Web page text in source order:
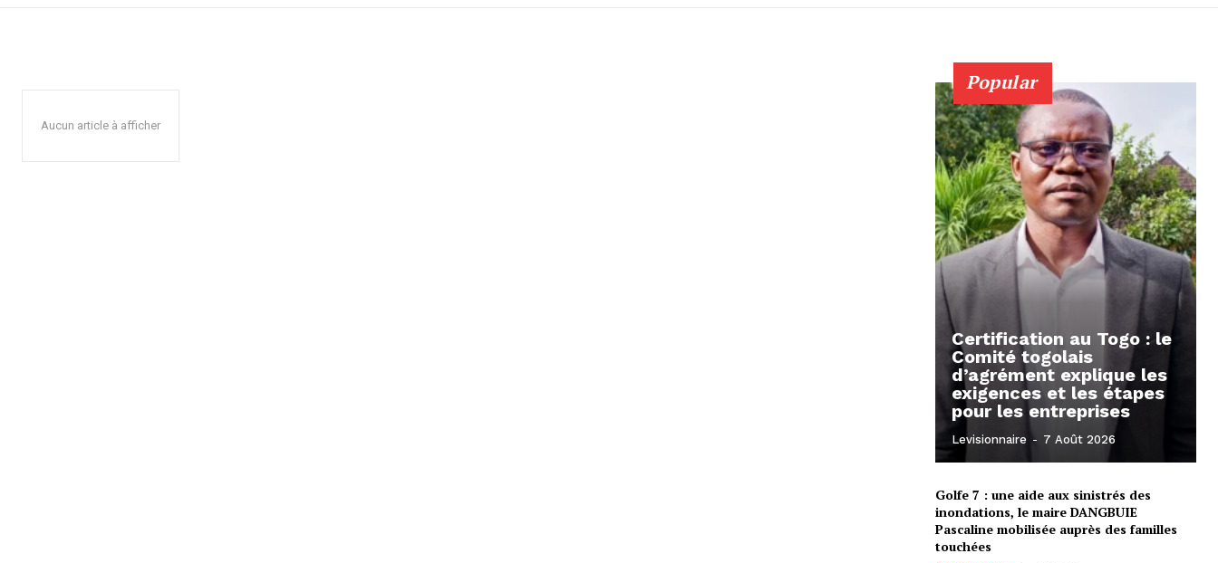
Aucun article à afficher
Popular
Certification au Togo : le
Comité togolais
d’agrément explique les
exigences et les étapes
pour les entreprises
Levisionnaire - 7 Août 2026
Golfe 7 : une aide aux sinistrés des
inondations, le maire DANGBUIE
Pascaline mobilisée auprès des familles
touchées